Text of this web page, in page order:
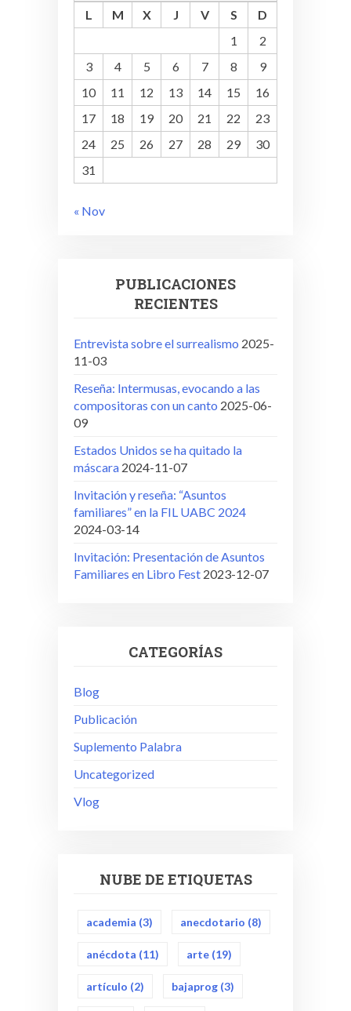
L M X J V S
D
1
2
3
4 5 6 7 8
9
10
11 12 13 14 15
16
17
18 19 20 21 22
23
24
25 26 27 28 29
30
31
« Nov
PUBLICACIONES
RECIENTES
Entrevista sobre el surrealismo 2025-
11-03
Reseña: Intermusas, evocando a las
compositoras con un canto 2025-06-
09
Estados Unidos se ha quitado la
máscara 2024-11-07
Invitación y reseña: “Asuntos
familiares” en la FIL UABC 2024
2024-03-14
Invitación: Presentación de Asuntos
Familiares en Libro Fest 2023-12-07
CATEGORÍAS
Blog
Publicación
Suplemento Palabra
Uncategorized
Vlog
NUBE DE ETIQUETAS
academia (3) anecdotario (8)
anécdota (11) arte (19)
artículo (2) bajaprog (3)